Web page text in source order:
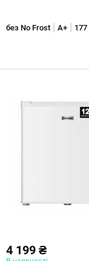
без No Frost A+ 177
4 199 ₴